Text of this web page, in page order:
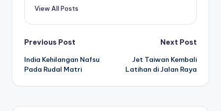
View All Posts
Post
navigation
Previous Post
India Kehilangan Nafsu
Pada Rudal Matri
Next Post
Jet Taiwan Kembali
Latihan di Jalan Raya